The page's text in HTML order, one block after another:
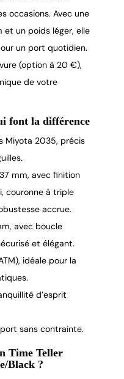
occasions. Avec une
un poids léger, elle
un port quotidien.
(option à 20 €),
de votre
font la différence
Miyota 2035, précis
mm, avec finition
couronne à triple
accrue.
avec boucle
et élégant.
idéale pour la
d’esprit
sans contrainte.
Time Teller
Black ?